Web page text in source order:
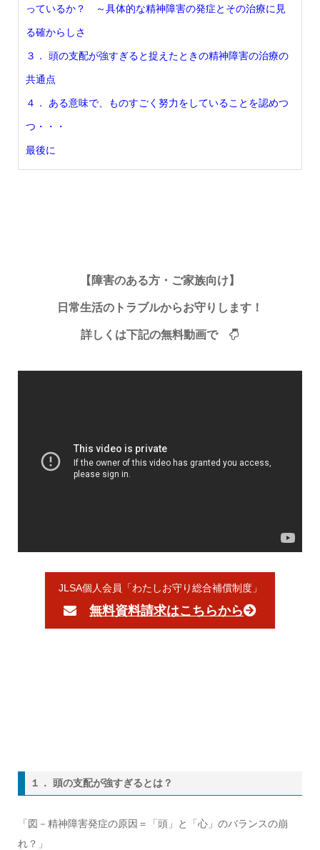
っているか？ ～具体的な精神障害の発症とその治療に見
る確からしさ
３． 頭の支配が強すぎると捉えたときの精神障害の治療の
共通点
４． ある意味で、ものすごく努力をしていることを認めつ
つ・・・
最後に
【障害のある方・ご家族向け】
日常生活のトラブルからお守りします！
詳しくは下記の無料動画で
JLSA個人会員「わたしお守り総合補償制度」
無料資料請求はこちらから
１． 頭の支配が強すぎるとは？
「図－精神障害発症の原因＝「頭」と「心」のバランスの崩
れ？」